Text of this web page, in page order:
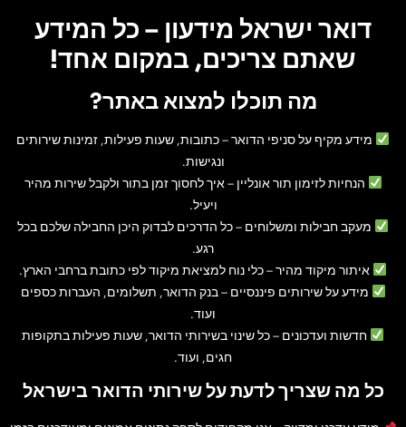
דואר ישראל מידעון – כל המידע
שאתם צריכים, במקום אחד!
מה תוכלו למצוא באתר?
מידע מקיף על סניפי הדואר– כתובות, שעות פעילות, זמינות שירותים
ונגישות.
הנחיות לזימון תור אונליין – איך לחסוך זמן בתור ולקבל שירות מהיר
ויעיל.
מעקב חבילות ומשלוחים – כל הדרכים לבדוק היכן החבילה שלכם בכל
רגע.
איתור מיקוד מהיר– כלי נוח למציאת מיקוד לפי כתובת ברחבי הארץ.
מידע על שירותים פיננסיים – בנק הדואר, תשלומים, העברות כספים
ועוד.
חדשות ועדכונים – כל שינוי בשירותי הדואר, שעות פעילות בתקופות
חגים, ועוד.
כל מה שצריך לדעת על שירותי הדואר בישראל